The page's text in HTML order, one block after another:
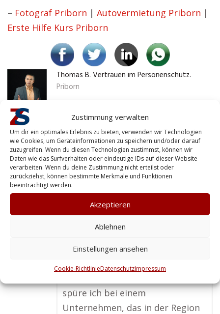
Zustimmung verwalten
Um dir ein optimales Erlebnis zu bieten, verwenden wir Technologien
wie Cookies, um Geräteinformationen zu speichern und/oder darauf
zuzugreifen. Wenn du diesen Technologien zustimmst, können wir
Daten wie das Surfverhalten oder eindeutige IDs auf dieser Website
verarbeiten. Wenn du deine Zustimmung nicht erteilst oder
zurückziehst, können bestimmte Merkmale und Funktionen
beeinträchtigt werden.
Akzeptieren
Ablehnen
Einstellungen ansehen
Cookie-RichtlinieDatenschutzImpressum
– Fotograf Priborn | Autovermietung Priborn |
Erste Hilfe Kurs Priborn
Thomas B. Vertrauen im Personenschutz.
Priborn
Wenn es um Personenschutz
geht, ist ein ansässiger
Sicherheitsdienst für mich die
beste Wahl. Die Nähe und
Vertrautheit mit den örtlichen
Gegebenheiten sorgen für einen
entscheidenden Vorteil,
besonders in stressigen
dass der Sicherheitsdienst nicht
nur professionell, sondern auch
spüre ich bei einem
Unternehmen, das in der Region